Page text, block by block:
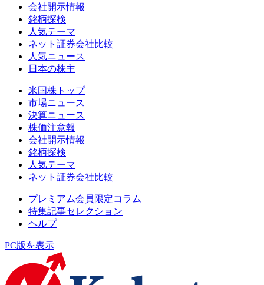
会社開示情報
銘柄探検
人気テーマ
ネット証券会社比較
人気ニュース
日本の株主
米国株トップ
市場ニュース
決算ニュース
株価注意報
会社開示情報
銘柄探検
人気テーマ
ネット証券会社比較
プレミアム会員限定コラム
特集記事セレクション
ヘルプ
PC版を表示